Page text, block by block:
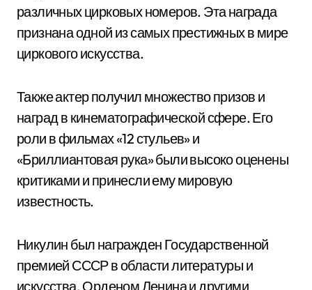
различных цирковых номеров. Эта награда
признана одной из самых престижных в мире
циркового искусства.
Также актер получил множество призов и
наград в кинематографической сфере. Его
роли в фильмах «12 стульев» и
«Бриллиантовая рука» были высоко оценены
критиками и принесли ему мировую
известность.
Никулин был награжден Государственной
премией СССР в области литературы и
искусства, Орденом Ленина и другими